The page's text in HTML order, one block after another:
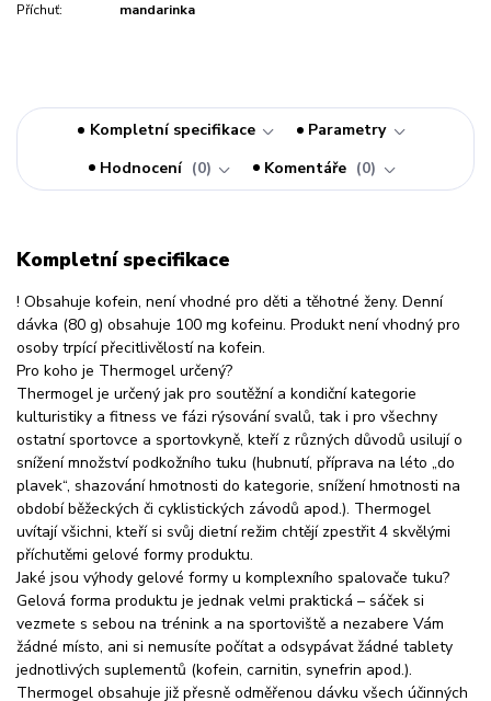
Příchuť:
mandarinka
Kompletní specifikace
Parametry
Hodnocení
0 Komentáře 0
Kompletní specifikace
! Obsahuje kofein, není vhodné pro děti a těhotné ženy. Denní
dávka (80 g) obsahuje 100 mg kofeinu. Produkt není vhodný pro
osoby trpící přecitlivělostí na kofein.
Pro koho je Thermogel určený?
Thermogel je určený jak pro soutěžní a kondiční kategorie
kulturistiky a fitness ve fázi rýsování svalů, tak i pro všechny
ostatní sportovce a sportovkyně, kteří z různých důvodů usilují o
snížení množství podkožního tuku (hubnutí, příprava na léto „do
plavek“, shazování hmotnosti do kategorie, snížení hmotnosti na
období běžeckých či cyklistických závodů apod.). Thermogel
uvítají všichni, kteří si svůj dietní režim chtějí zpestřit 4 skvělými
příchutěmi gelové formy produktu.
Jaké jsou výhody gelové formy u komplexního spalovače tuku?
Gelová forma produktu je jednak velmi praktická – sáček si
vezmete s sebou na trénink a na sportoviště a nezabere Vám
žádné místo, ani si nemusíte počítat a odsypávat žádné tablety
jednotlivých suplementů (kofein, carnitin, synefrin apod.).
Thermogel obsahuje již přesně odměřenou dávku všech účinných